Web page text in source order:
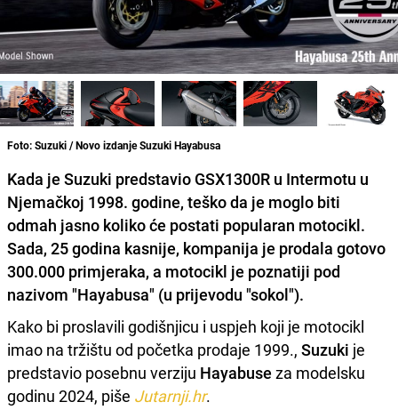
Foto: Suzuki / Novo izdanje Suzuki Hayabusa
Kada je Suzuki predstavio GSX1300R u Intermotu u
Njemačkoj 1998. godine, teško da je moglo biti
odmah jasno koliko će postati popularan motocikl.
Sada, 25 godina kasnije, kompanija je prodala gotovo
300.000 primjeraka, a motocikl je poznatiji pod
nazivom "Hayabusa" (u prijevodu "sokol").
Kako bi proslavili godišnjicu i uspjeh koji je motocikl
imao na tržištu od početka prodaje 1999., Suzuki je
predstavio posebnu verziju Hayabuse za modelsku
godinu 2024, piše Jutarnji.hr.